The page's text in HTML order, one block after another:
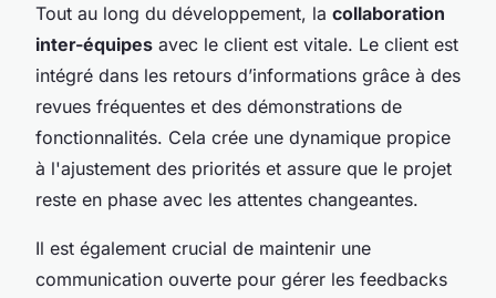
Tout au long du développement, la collaboration
inter-équipes avec le client est vitale. Le client est
intégré dans les retours d’informations grâce à des
revues fréquentes et des démonstrations de
fonctionnalités. Cela crée une dynamique propice
à l'ajustement des priorités et assure que le projet
reste en phase avec les attentes changeantes.
Il est également crucial de maintenir une
communication ouverte pour gérer les feedbacks